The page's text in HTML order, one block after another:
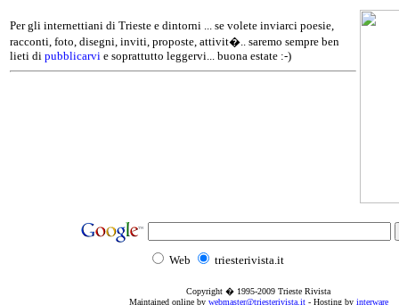
Per gli internettiani di Trieste e dintorni ... se volete inviarci poesie,
racconti, foto, disegni, inviti, proposte, attivit�.. saremo sempre ben
lieti di pubblicarvi e soprattutto leggervi... buona estate :-)
Web triesterivista.it
Copyright � 1995-2009 Trieste Rivista
Maintained online by webmaster@triesterivista.it- Hosting by interware